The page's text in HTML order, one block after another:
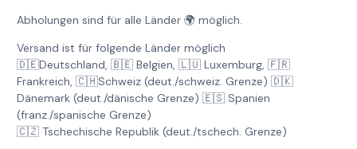
Abholungen sind für alle Länder 🌍 möglich.
Versand ist für folgende Länder möglich
🇩🇪Deutschland, 🇧🇪 Belgien, 🇱🇺 Luxemburg, 🇫🇷
Frankreich, 🇨🇭Schweiz (deut./schweiz. Grenze) 🇩🇰
Dänemark (deut./dänische Grenze) 🇪🇸 Spanien
(franz./spanische Grenze)
🇨🇿 Tschechische Republik (deut./tschech. Grenze)